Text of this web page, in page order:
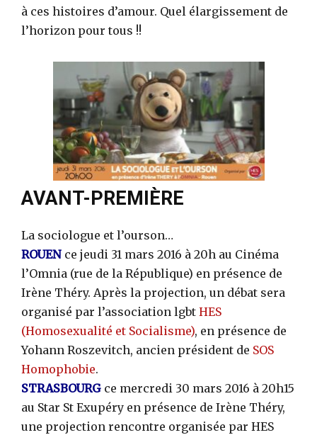
à ces histoires d’amour. Quel élargissement de
l’horizon pour tous !!
AVANT-PREMIÈRE
La sociologue et l’ourson…
ROUEN ce jeudi 31 mars 2016 à 20h au Cinéma
l’Omnia (rue de la République) en présence de
Irène Théry. Après la projection, un débat sera
organisé par l’association lgbt HES
(Homosexualité et Socialisme), en présence de
Yohann Roszevitch, ancien président de SOS
Homophobie.
STRASBOURG ce mercredi 30 mars 2016 à 20h15
au Star St Exupéry en présence de Irène Théry,
une projection rencontre organisée par HES